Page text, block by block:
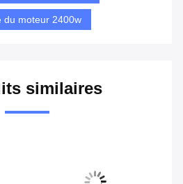
du moteur 2400w
similaires